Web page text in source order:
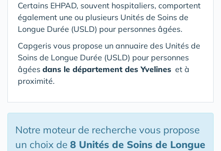
Certains EHPAD, souvent hospitaliers, comportent
également une ou plusieurs Unités de Soins de
Longue Durée (USLD) pour personnes âgées.
Capgeris vous propose un annuaire des Unités de
Soins de Longue Durée (USLD) pour personnes
âgées dans le département des Yvelines et à
proximité.
Notre moteur de recherche vous propose
un choix de 8 Unités de Soins de Longue